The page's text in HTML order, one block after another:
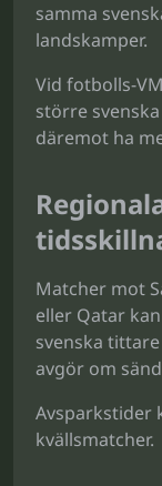
samma
landskamper.
Vid fotbolls-
större
däremot ha
Matcher mot
eller Qatar
svenska
avgör om
Avsparkstider
kvällsmatcher.